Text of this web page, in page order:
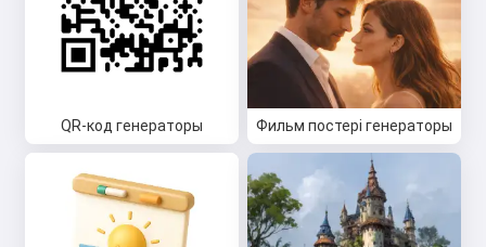
QR-код генераторы Фильм постері генераторы